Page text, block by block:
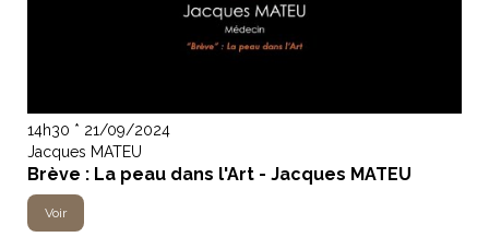
14h30 * 21/09/2024
Jacques MATEU
Brève : La peau dans l'Art - Jacques MATEU
Voir